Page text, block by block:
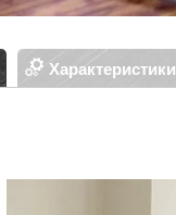
Характеристики